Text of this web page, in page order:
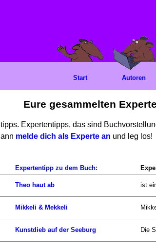
Eure gesammelten
Expertentipps, das sind
melde dich als Experte an und leg los!
Expertentipp zu dem Buch:
Theo haut ab ist
Mikkeli & Mekkeli
Kunstdieb auf der Seeburg Die
Start Autoren